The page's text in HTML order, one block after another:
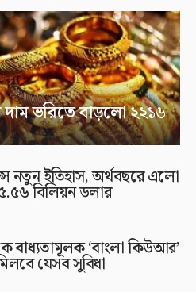
দাম ভরিতে বাড়লো ২২১৬
নতুন ইতিহাস, অর্থবছরে এলো
বিলিয়ন ডলার
‘বাংলা কিউআর’
যেসব সুবিধা